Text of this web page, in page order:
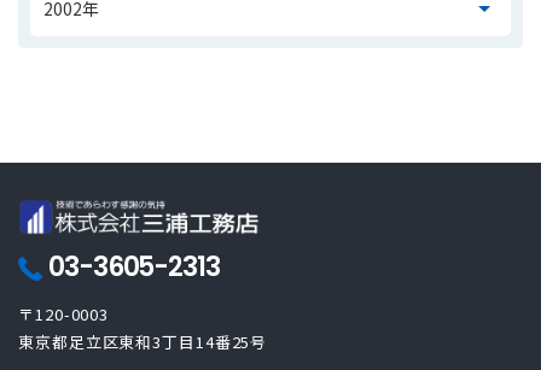
03-3605-2313
〒120-0003
東京都足立区東和3丁目14番25号